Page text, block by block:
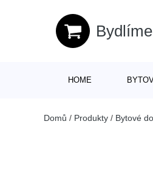
HOME
Domů / Produkty / Bytové